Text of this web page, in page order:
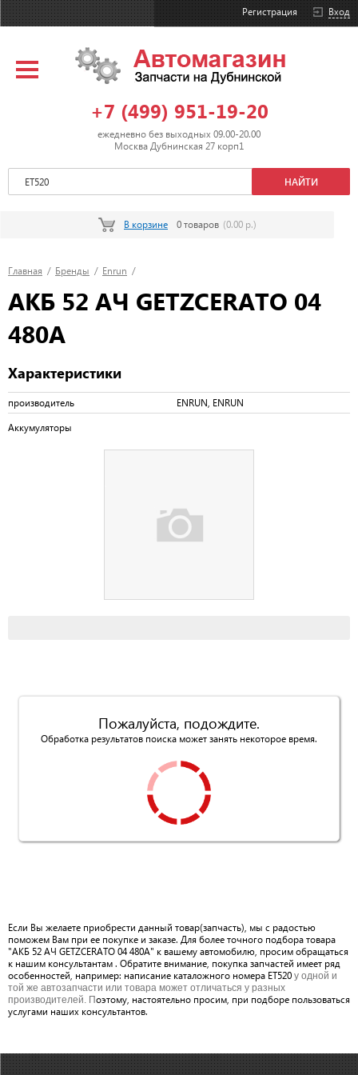
Вход
Регистрация
+7 (499) 951-19-20
ежедневно без выходных 09.00-20.00
Москва Дубнинская 27 корп1
В корзине 0 товаров (0.00 р.)
Главная / Бренды / Enrun /
АКБ 52 АЧ GETZCERATO 04
480A
Характеристики
производитель ENRUN, ENRUN
Аккумуляторы
Пожалуйста, подождите.
Обработка результатов поиска может занять некоторое время.
Если Вы желаете приобрести данный товар(запчасть), мы с радостью
поможем Вам при ее покупке и заказе. Для более точного подбора товара
"АКБ 52 АЧ GETZCERATO 04 480A" к вашему автомобилю, просим обращаться
к нашим консультантам . Обратите внимание, покупка запчастей имеет ряд
особенностей, например: написание каталожного номера ET520 у одной и
той же автозапчасти или товара может отличаться у разных
производителей. Поэтому, настоятельно просим, при подборе пользоваться
услугами наших консультантов.